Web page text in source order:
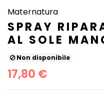
Maternatura
SPRAY
AL SOLE
Non disponibile
17,80 €